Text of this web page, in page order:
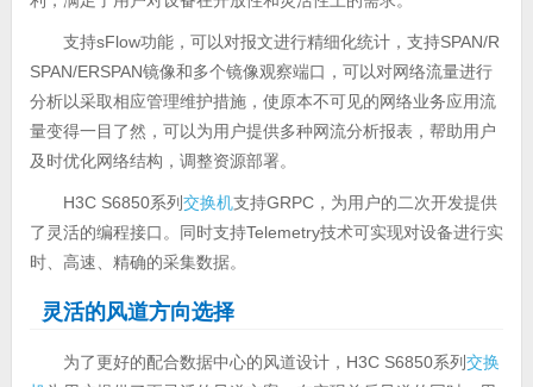
支持sFlow功能，可以对报文进行精细化统计，支持SPAN/R
SPAN/ERSPAN镜像和多个镜像观察端口，可以对网络流量进行
分析以采取相应管理维护措施，使原本不可见的网络业务应用流
量变得一目了然，可以为用户提供多种网流分析报表，帮助用户
及时优化网络结构，调整资源部署。
H3C S6850系列交换机支持GRPC，为用户的二次开发提供
了灵活的编程接口。同时支持Telemetry技术可实现对设备进行实
时、高速、精确的采集数据。
灵活的风道方向选择
为了更好的配合数据中心的风道设计，H3C S6850系列交换